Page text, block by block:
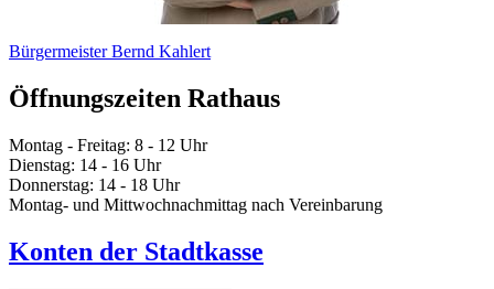
Bürgermeister Bernd Kahlert
Öffnungszeiten Rathaus
Montag - Freitag: 8 - 12 Uhr
Dienstag: 14 - 16 Uhr
Donnerstag: 14 - 18 Uhr
Montag- und Mittwochnachmittag nach Vereinbarung
Konten der Stadtkasse